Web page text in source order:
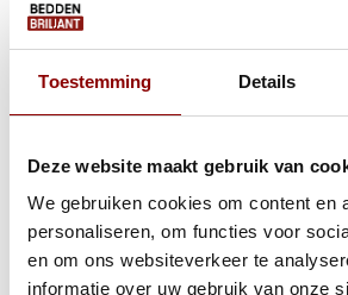
Toestemming Details
Deze website maakt gebruik van
We gebruiken cookies om content en
personaliseren, om functies voor
en om ons websiteverkeer te
informatie over uw gebruik van onze
Gratis Zomerdeal!